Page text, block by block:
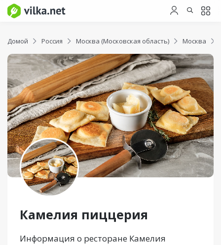
Домой Россия Москва (Московская область) Москва
Камелия пиццерия
Информация о ресторане Камелия